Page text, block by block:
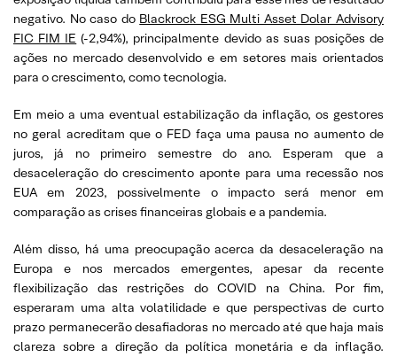
negativo. No caso do Blackrock ESG Multi Asset Dolar Advisory
FIC FIM IE (-2,94%), principalmente devido as suas posições de
ações no mercado desenvolvido e em setores mais orientados
para o crescimento, como tecnologia.
Em meio a uma eventual estabilização da inflação, os gestores
no geral acreditam que o FED faça uma pausa no aumento de
juros, já no primeiro semestre do ano. Esperam que a
desaceleração do crescimento aponte para uma recessão nos
EUA em 2023, possivelmente o impacto será menor em
comparação as crises financeiras globais e a pandemia.
Além disso, há uma preocupação acerca da desaceleração na
Europa e nos mercados emergentes, apesar da recente
flexibilização das restrições do COVID na China. Por fim,
esperaram uma alta volatilidade e que perspectivas de curto
prazo permanecerão desafiadoras no mercado até que haja mais
clareza sobre a direção da política monetária e da inflação.